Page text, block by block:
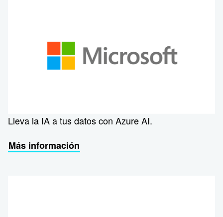
Lleva la IA a tus datos con Azure AI.
Más información